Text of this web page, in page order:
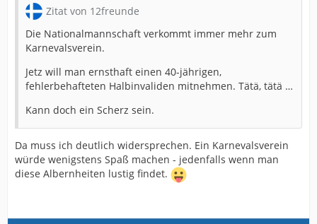
Zitat von 12freunde
Die Nationalmannschaft verkommt immer mehr zum
Karnevalsverein.
Jetz will man ernsthaft einen 40-jährigen,
fehlerbehafteten Halbinvaliden mitnehmen. Tätä, tätä …
Kann doch ein Scherz sein.
Da muss ich deutlich widersprechen. Ein Karnevalsverein
würde wenigstens Spaß machen - jedenfalls wenn man
diese Albernheiten lustig findet.